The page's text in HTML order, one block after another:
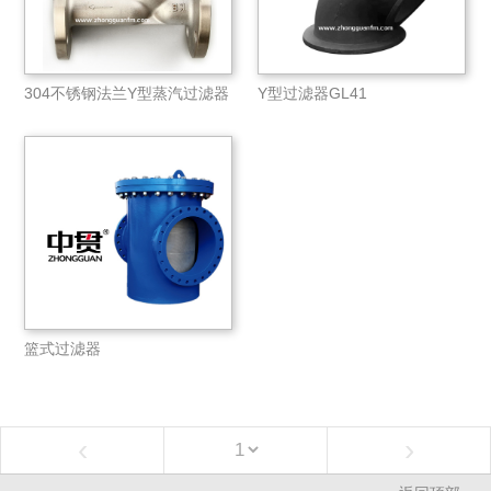
304不锈钢法兰Y型蒸汽过滤器 Y型过滤器GL41
篮式过滤器
‹ ›